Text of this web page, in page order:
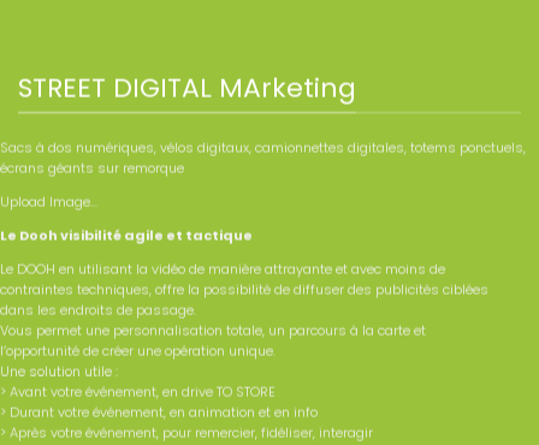
STREET DIGITAL MArketing
Sacs à dos numériques, vélos digitaux, camionnettes digitales, totems ponctuels,
écrans géants sur remorque
Upload Image...
Le Dooh visibilité agile et tactique
Le DOOH en utilisant la vidéo de manière attrayante et avec moins de
contraintes techniques, offre la possibilité de diffuser des publicités ciblées
dans les endroits de passage.
Vous permet une personnalisation totale, un parcours à la carte et
l’opportunité de créer une opération unique.
Une solution utile :
> Avant votre événement, en drive TO STORE
> Durant votre événement, en animation et en info
> Après votre événement, pour remercier, fidéliser, interagir